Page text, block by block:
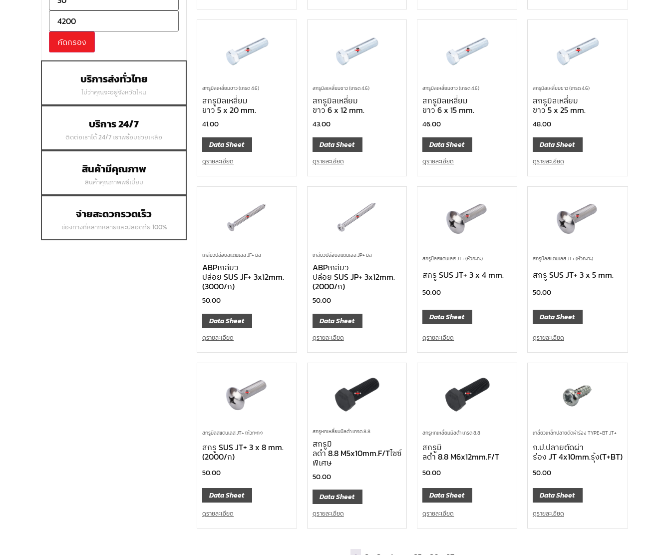
คัดกรอง
บริการส่งทั่วไทย
ไม่ว่าคุณจะอยู่จังหวัดไหน
บริการ 24/7
ติดต่อเราได้ 24/7 เราพร้อมช่วยเหลือ
สินค้ามีคุณภาพ
สินค้าคุณภาพพรีเมี่ยม
จ่ายสะดวกรวดเร็ว
ช่องทางที่หลากหลายและปลอดภัย 100%
สกรูมิลเหลี่ยมขาว (เกรด 4.6)
สกรูมิลเหลี่ยม
ขาว 5 x 20 mm.
41.00
Data Sheet
ดูรายละเอียด
สกรูมิลเหลี่ยมขาว (เกรด 4.6)
สกรูมิลเหลี่ยม
ขาว 6 x 12 mm.
43.00
Data Sheet
ดูรายละเอียด
สกรูมิลเหลี่ยมขาว (เกรด 4.6)
สกรูมิลเหลี่ยม
ขาว 6 x 15 mm.
46.00
Data Sheet
ดูรายละเอียด
สกรูมิลเหลี่ยมขาว (เกรด 4.6)
สกรูมิลเหลี่ยม
ขาว 5 x 25 mm.
48.00
Data Sheet
ดูรายละเอียด
เกลียวปล่อยสแตนเลส JF+ มิล
ABPเกลียว
ปล่อย SUS JF+ 3x12mm.
(3000/ก)
50.00
Data Sheet
ดูรายละเอียด
เกลียวปล่อยสแตนเลส JP+ มิล
ABPเกลียว
ปล่อย SUS JP+ 3x12mm.
(2000/ก)
50.00
Data Sheet
ดูรายละเอียด
สกรูมิลสแตนเลส JT+ (หัวกะทะ)
สกรู SUS JT+ 3 x 4 mm.
50.00
Data Sheet
ดูรายละเอียด
สกรูมิลสแตนเลส JT+ (หัวกะทะ)
สกรู SUS JT+ 3 x 5 mm.
50.00
Data Sheet
ดูรายละเอียด
สกรูมิลสแตนเลส JT+ (หัวกะทะ)
สกรู SUS JT+ 3 x 8 mm.
(2000/ก)
50.00
Data Sheet
ดูรายละเอียด
สกรูหกเหลี่ยมมิลดำ เกรด 8.8
สกรูมิ
ลดำ 8.8 M5x10mm.F/Tไซซ์
พิเศษ
50.00
Data Sheet
ดูรายละเอียด
สกรูหกเหลี่ยมมิลดำ เกรด 8.8
สกรูมิ
ลดำ 8.8 M6x12mm.F/T
50.00
Data Sheet
ดูรายละเอียด
เกลี่ยวเหล็กปลายตัดผ่าร่อง TYPE+BT JT+
ก.ป.ปลายตัดผ่า
ร่อง JT 4x10mm.รุ้ง(T+BT)
50.00
Data Sheet
ดูรายละเอียด